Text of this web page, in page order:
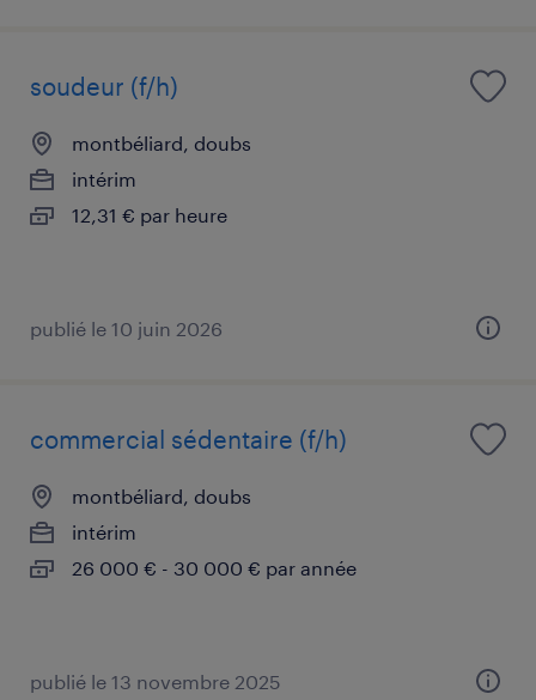
soudeur (f/h)
montbéliard, doubs
intérim
12,31 € par heure
publié le 10 juin 2026
commercial sédentaire (f/h)
montbéliard, doubs
intérim
26 000 € - 30 000 € par année
publié le 13 novembre 2025